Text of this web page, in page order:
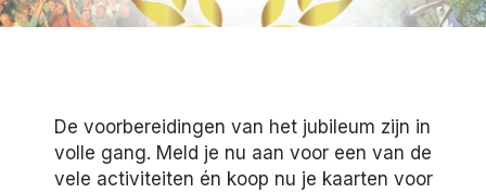
De voorbereidingen van het jubileum zijn in
volle gang. Meld je nu aan voor een van de
vele activiteiten én koop nu je kaarten voor